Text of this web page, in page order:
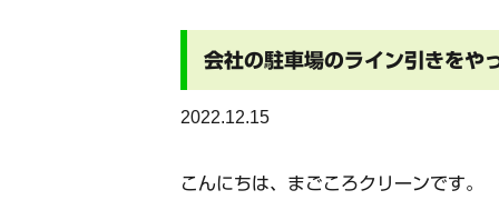
会社の駐車場のライン引きをや
2022.12.15
こんにちは、まごころクリーンです。